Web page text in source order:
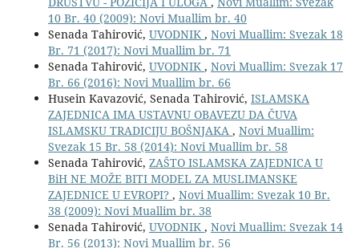
10 Br. 40 (2009): Novi Muallim br. 40
Senada Tahirović, UVODNIK , Novi Muallim: Svezak 18
Br. 71 (2017): Novi Muallim br. 71
Senada Tahirović, UVODNIK , Novi Muallim: Svezak 17
Br. 66 (2016): Novi Muallim br. 66
Husein Kavazović, Senada Tahirović, ISLAMSKA
ZAJEDNICA IMA USTAVNU OBAVEZU DA ČUVA
ISLAMSKU TRADICIJU BOŠNJAKA , Novi Muallim:
Svezak 15 Br. 58 (2014): Novi Muallim br. 58
Senada Tahirović, ZAŠTO ISLAMSKA ZAJEDNICA U
BiH NE MOŽE BITI MODEL ZA MUSLIMANSKE
ZAJEDNICE U EVROPI? , Novi Muallim: Svezak 10 Br.
38 (2009): Novi Muallim br. 38
Senada Tahirović, UVODNIK , Novi Muallim: Svezak 14
Br. 56 (2013): Novi Muallim br. 56